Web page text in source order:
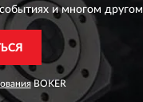
и многом другом
BOKER